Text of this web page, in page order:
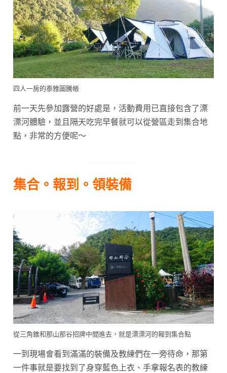
四人一房的泰雅圖騰帳
前一天先參加露營的好處是，活動費用已直接包含了漂
漂河體驗，並且隔天吃完早餐就可以從營區走到集合地
點，非常的方便呢～
集合。報到。領裝備
從三角錐和那山那谷招牌中間進去，就是漂漂河的報到集合點
一到現場會看到滿滿的裝備及教練們在一旁待命，那第
一件事就是要找到了身穿藍色上衣、手拿報名表的教練